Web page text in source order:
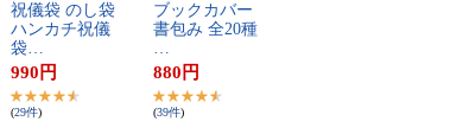
祝​儀​袋​ ​の​し​袋​ ​
ハ​ン​カ​チ​祝​儀​
袋​…
990 円
(29件)
ブ​ッ​ク​カ​バ​ー​ ​
書​包​み​ ​全​2​0​種​ ​
…
880 円
(39件)